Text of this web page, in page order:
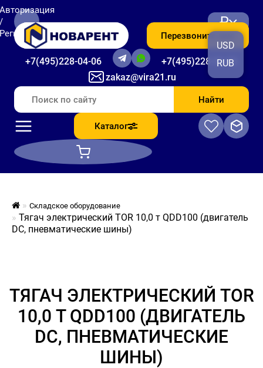
zakaz@vira21.ru
+7(495)228-04-06 +7(495)228-06-56
Перезвоните мне
₽
USD
RUB
Найти
Каталог
Складское оборудование
Тягач электрический TOR 10,0 т QDD100 (двигатель
DC, пневматические шины)
ТЯГАЧ ЭЛЕКТРИЧЕСКИЙ TOR
10,0 Т QDD100 (ДВИГАТЕЛЬ
DC, ПНЕВМАТИЧЕСКИЕ
ШИНЫ)